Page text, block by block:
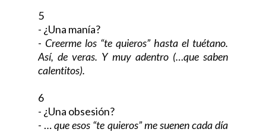
5
- ¿Una manía?
- Creerme los “te quieros” hasta el tuétano.
Así, de veras. Y muy adentro (…que saben
calentitos).
6
- ¿Una obsesión?
- …que esos “te quieros” me suenen cada día